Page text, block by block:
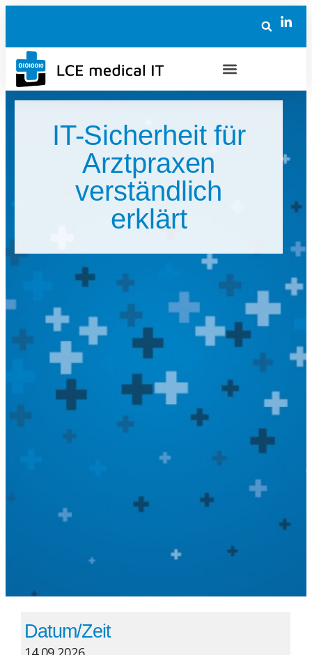
IT-Sicherheit für
Arztpraxen
verständlich
erklärt
Datum/Zeit